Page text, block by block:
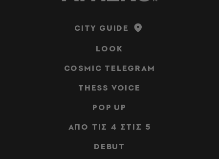
CITY GUIDE
LOOK
COSMIC TELEGRAM
THESS VOICE
POP UP
ΑΠΟ ΤΙΣ 4 ΣΤΙΣ 5
DEBUT